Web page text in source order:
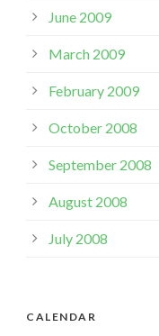
June 2009
March 2009
February 2009
October 2008
September 2008
August 2008
July 2008
CALENDAR